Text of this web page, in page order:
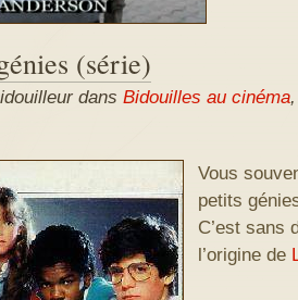
(série)
dans Bidouilles au cinéma
Vous
petits
C’est sans
l’origine de